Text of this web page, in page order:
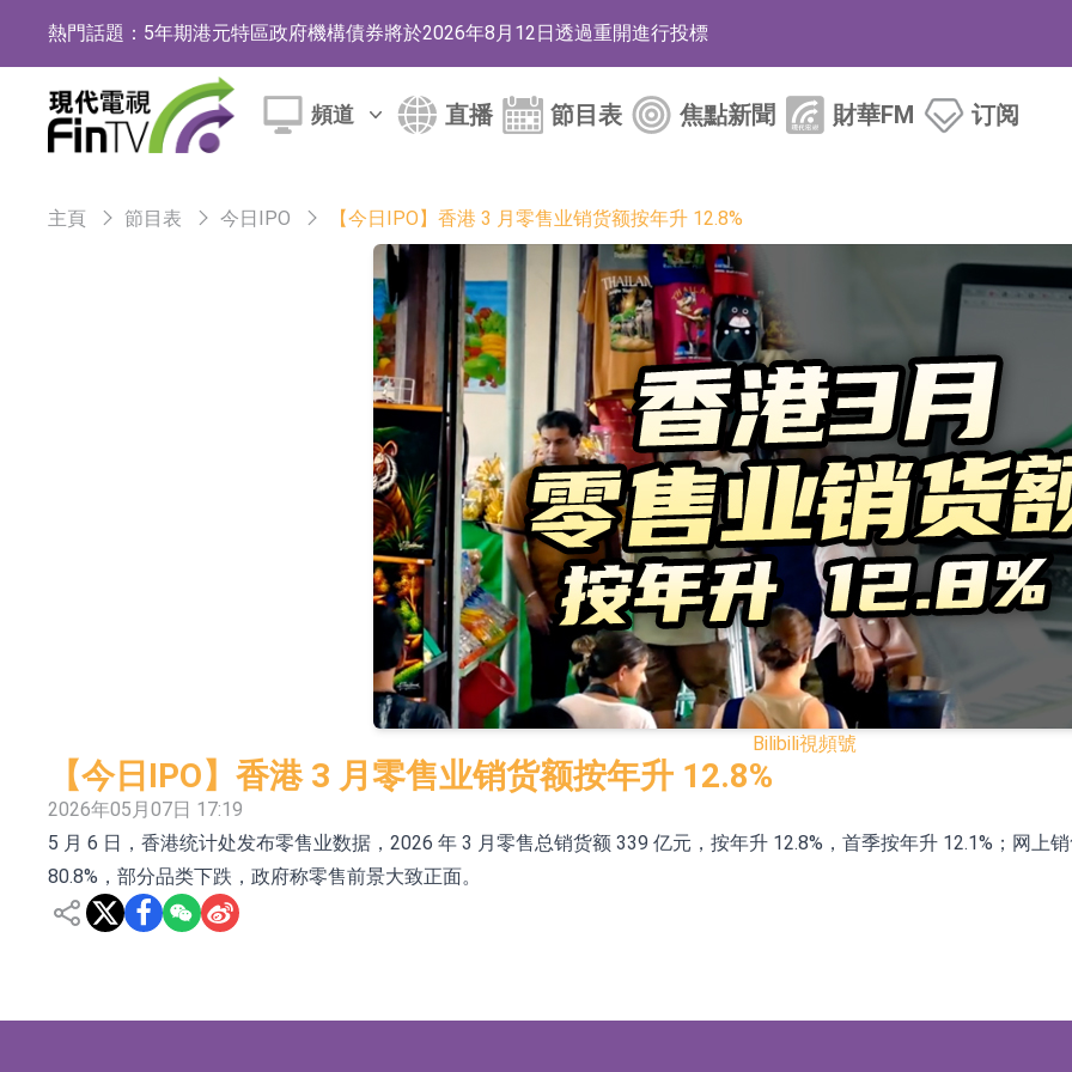
熱門話題： 5年期港元特區政府機構債券將於2026年8月12日透過重開進行投標
1年期港元隔夜平均指數掛鉤債券將於2026年8月12日進行投標
香港證監會就中國糖果前高管的失當行為取得13年取消資格令
【異動股】港股漲幅榜前十，生物係統工程股權(02902.HK)漲+218.75%，敏捷控股(00186.HK)漲+82.50%
地緯智能：暫未開展對外的語料商業化服務
嘉立創：公司主要提供EDA/CAM、PCB、電子元器件等電子及機械產業鏈一站式研發智造服務
工信部：鼓勵民爆企業依法依規實施重組整合
工信部：到2030年形成3-5家具有較強國際運營能力的大型民爆企業集團
因美納：首批由中國生產製造基地生產的本土化產品完成客戶交付
魯陽節能：公司汽車襯墊 CCMAX、E2K、HBD系列產品已實現量產銷售
北京君正：預計後續仍將主要採用季度調價的模式
【異動股】汽車整車板塊下挫，北汽藍谷(600733.CN)跌6.38%
【異動股】港股漲幅榜前十，生物係統工程股權(02902.HK)漲+231.25%，中國智能健康(00348.HK)漲
【異動股】昨日打二板以上表現板塊拉升，欣天科技(300615.CN)漲19.97%
【異動股】港股跌幅榜前十，天瑞汽車内飾(06162.HK)跌18.00%，德信服務集團(02215.HK)跌16.33%
和光智成完成天使輪數千萬融資
頻道 直播 節目表 焦點新聞 財華FM 订阅
主頁 節目表 今日IPO 【今日IPO】香港 3 月零售业销货额按年升 12.8%
Bilibili視頻號
【今日IPO】香港 3 月零售业销货额按年升 12.8%
2026年05月07日 17:19
5 月 6 日，香港统计处发布零售业数据，2026 年 3 月零售总销货额 339 亿元，按年升 12.8%，首季按年升 12.1%；网上
80.8%，部分品类下跌，政府称零售前景大致正面。